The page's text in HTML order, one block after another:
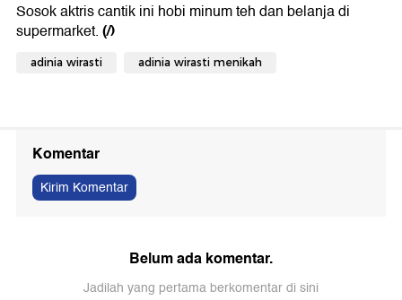
Sosok aktris cantik ini hobi minum teh dan belanja di
supermarket.(/)
adinia wirasti adinia wirasti menikah
Komentar
Kirim Komentar
Belum ada komentar.
Jadilah yang pertama berkomentar di sini